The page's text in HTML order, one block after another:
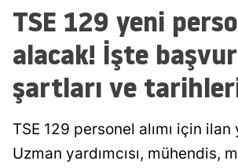
TSE 129 yeni
alacak! İşte
şartları ve
TSE 129 personel alımı için ilan
Uzman yardımcısı, mühendis,